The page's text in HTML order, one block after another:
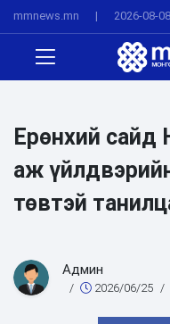
mmnews.mn | 2026-08-08
Ерөнхий сайд
аж
төвтэй
Админ
/ 2026/06/25 /